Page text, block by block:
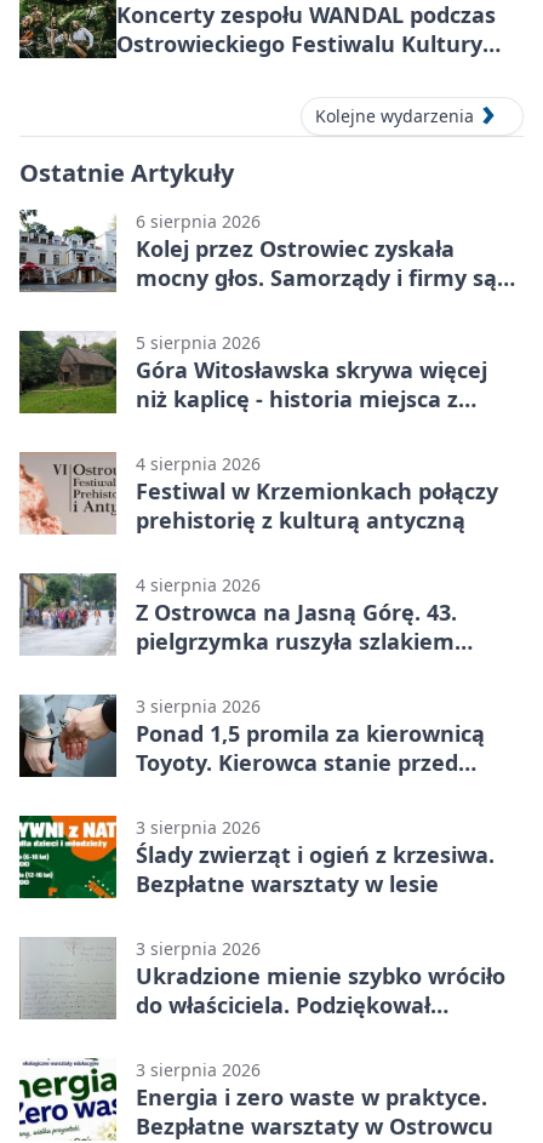
Koncerty zespołu WANDAL podczas
Ostrowieckiego Festiwalu Kultury
Kolejne wydarzenia
Ostatnie Artykuły
6 sierpnia 2026
Kolej przez Ostrowiec zyskała
mocny głos. Samorządy i firmy są
5 sierpnia 2026
Góra Witosławska skrywa więcej
niż kaplicę - historia miejsca z
4 sierpnia 2026
Festiwal w Krzemionkach połączy
prehistorię z kulturą antyczną
4 sierpnia 2026
Z Ostrowca na Jasną Górę. 43.
pielgrzymka ruszyła szlakiem
3 sierpnia 2026
Ponad 1,5 promila za kierownicą
Toyoty. Kierowca stanie przed
3 sierpnia 2026
Ślady zwierząt i ogień z krzesiwa.
Bezpłatne warsztaty w lesie
3 sierpnia 2026
Ukradzione mienie szybko wróciło
do właściciela. Podziękował
3 sierpnia 2026
Energia i zero waste w praktyce.
Bezpłatne warsztaty w Ostrowcu